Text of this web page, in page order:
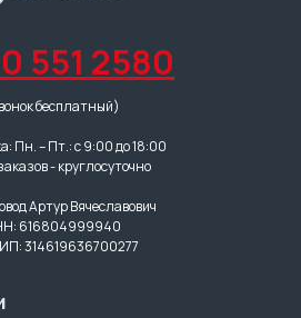
551 2580
бесплатный)
Пн. – Пт.: с 9:00 до 18:00
- круглосуточно
Артур Вячеславович
616804999940
314619636700277